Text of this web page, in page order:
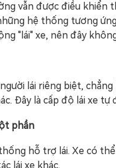
vẫn được điều khiển
hệ thống tương
"lái" xe, nên đây
lái riêng biệt,
Đây là cấp độ lái xe
phần
hỗ trợ lái. Xe có
lái xe khác.